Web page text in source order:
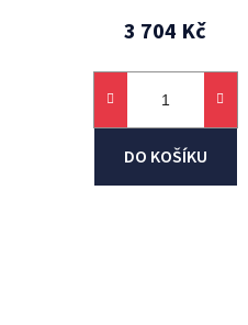
3 704 Kč
DO KOŠÍKU